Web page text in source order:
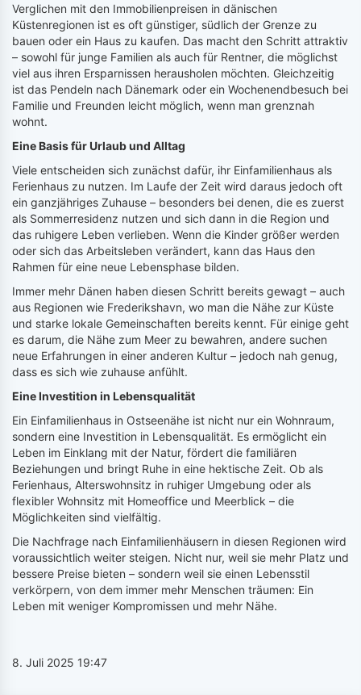
Verglichen mit den Immobilienpreisen in dänischen
Küstenregionen ist es oft günstiger, südlich der Grenze zu
bauen oder ein Haus zu kaufen. Das macht den Schritt attraktiv
– sowohl für junge Familien als auch für Rentner, die möglichst
viel aus ihren Ersparnissen herausholen möchten. Gleichzeitig
ist das Pendeln nach Dänemark oder ein Wochenendbesuch bei
Familie und Freunden leicht möglich, wenn man grenznah
wohnt.
Eine Basis für Urlaub und Alltag
Viele entscheiden sich zunächst dafür, ihr Einfamilienhaus als
Ferienhaus zu nutzen. Im Laufe der Zeit wird daraus jedoch oft
ein ganzjähriges Zuhause – besonders bei denen, die es zuerst
als Sommerresidenz nutzen und sich dann in die Region und
das ruhigere Leben verlieben. Wenn die Kinder größer werden
oder sich das Arbeitsleben verändert, kann das Haus den
Rahmen für eine neue Lebensphase bilden.
Immer mehr Dänen haben diesen Schritt bereits gewagt – auch
aus Regionen wie Frederikshavn, wo man die Nähe zur Küste
und starke lokale Gemeinschaften bereits kennt. Für einige geht
es darum, die Nähe zum Meer zu bewahren, andere suchen
neue Erfahrungen in einer anderen Kultur – jedoch nah genug,
dass es sich wie zuhause anfühlt.
Eine Investition in Lebensqualität
Ein Einfamilienhaus in Ostseenähe ist nicht nur ein Wohnraum,
sondern eine Investition in Lebensqualität. Es ermöglicht ein
Leben im Einklang mit der Natur, fördert die familiären
Beziehungen und bringt Ruhe in eine hektische Zeit. Ob als
Ferienhaus, Alterswohnsitz in ruhiger Umgebung oder als
flexibler Wohnsitz mit Homeoffice und Meerblick – die
Möglichkeiten sind vielfältig.
Die Nachfrage nach Einfamilienhäusern in diesen Regionen wird
voraussichtlich weiter steigen. Nicht nur, weil sie mehr Platz und
bessere Preise bieten – sondern weil sie einen Lebensstil
verkörpern, von dem immer mehr Menschen träumen: Ein
Leben mit weniger Kompromissen und mehr Nähe.
8. Juli 2025 19:47